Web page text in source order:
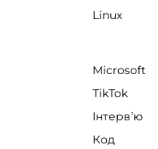
Linux
Microsoft
TikTok
Інтервʼю
Код